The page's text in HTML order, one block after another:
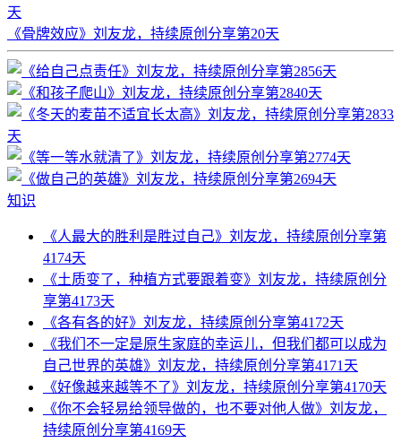
天
《骨牌效应》刘友龙，持续原创分享第20天
知识
《人最大的胜利是胜过自己》刘友龙，持续原创分享第
4174天
《土质变了，种植方式要跟着变》刘友龙，持续原创分
享第4173天
《各有各的好》刘友龙，持续原创分享第4172天
《我们不一定是原生家庭的幸运儿，但我们都可以成为
自己世界的英雄》刘友龙，持续原创分享第4171天
《好像越来越等不了》刘友龙，持续原创分享第4170天
《你不会轻易给领导做的，也不要对他人做》刘友龙，
持续原创分享第4169天